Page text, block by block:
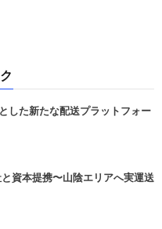
した新たな配送プラットフォー
資本提携〜山陰エリアへ実運送